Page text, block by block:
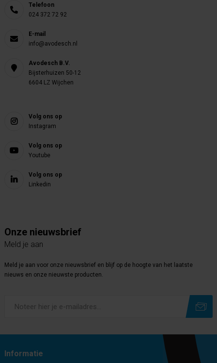
Telefoon
024 372 72 92
E-mail
info@avodesch.nl
Avodesch B.V.
Bijsterhuizen 50-12
6604 LZ Wijchen
Volg ons op
Instagram
Volg ons op
Youtube
Volg ons op
Linkedin
Onze nieuwsbrief
Meld je aan
Meld je aan voor onze nieuwsbrief en blijf op de hoogte van het laatste
nieuws en onze nieuwste producten.
Informatie